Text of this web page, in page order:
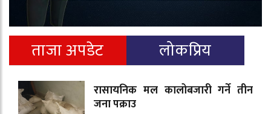
ताजा अपडेट लोकप्रिय
रासायनिक मल कालोबजारी गर्ने तीन
जना पक्राउ